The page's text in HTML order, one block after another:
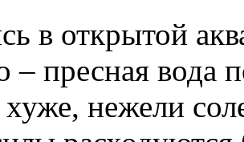
в открытой
– пресная вода
нежели